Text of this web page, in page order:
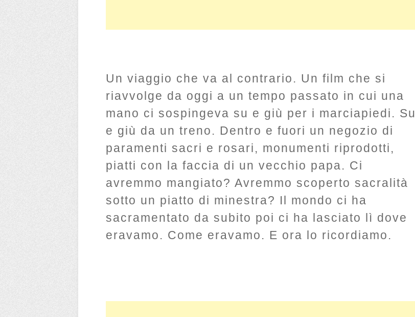
Un viaggio che va al contrario. Un film che si
riavvolge da oggi a un tempo passato in cui una
mano ci sospingeva su e giù per i marciapiedi. Su
e giù da un treno. Dentro e fuori un negozio di
paramenti sacri e rosari, monumenti riprodotti,
piatti con la faccia di un vecchio papa. Ci
avremmo mangiato? Avremmo scoperto sacralità
sotto un piatto di minestra? Il mondo ci ha
sacramentato da subito poi ci ha lasciato lì dove
eravamo. Come eravamo. E ora lo ricordiamo.